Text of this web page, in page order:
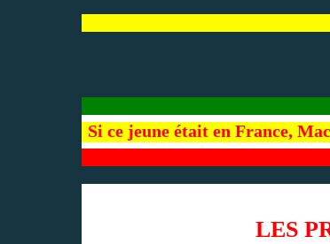
Si ce jeune était en France,
LES